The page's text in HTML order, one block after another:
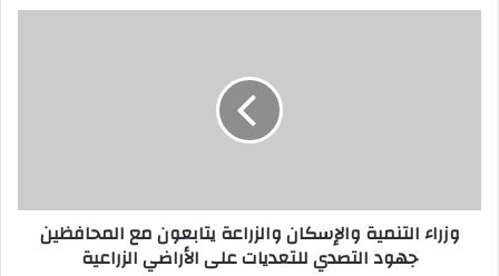
وزراء التنمية والإسكان والزراعة يتابعون مع المحافظين
جهود التصدي للتعديات على الأراضي الزراعية